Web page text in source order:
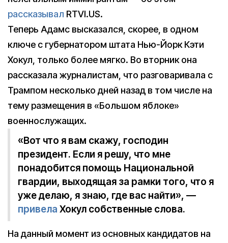
рассказывал RTVI.US.
Теперь Адамс высказался, скорее, в одном
ключе с губернатором штата Нью-Йорк Кэти
Хокул, только более мягко. Во вторник она
рассказала журналистам, что разговаривала с
Трампом несколько дней назад в том числе на
тему размещения в «Большом яблоке»
военнослужащих.
«Вот что я вам скажу, господин
президент. Если я решу, что мне
понадобится помощь Национальной
гвардии, выходящая за рамки того, что я
уже делаю, я знаю, где вас найти», —
привела Хокул собственные слова.
На данный момент из основных кандидатов на